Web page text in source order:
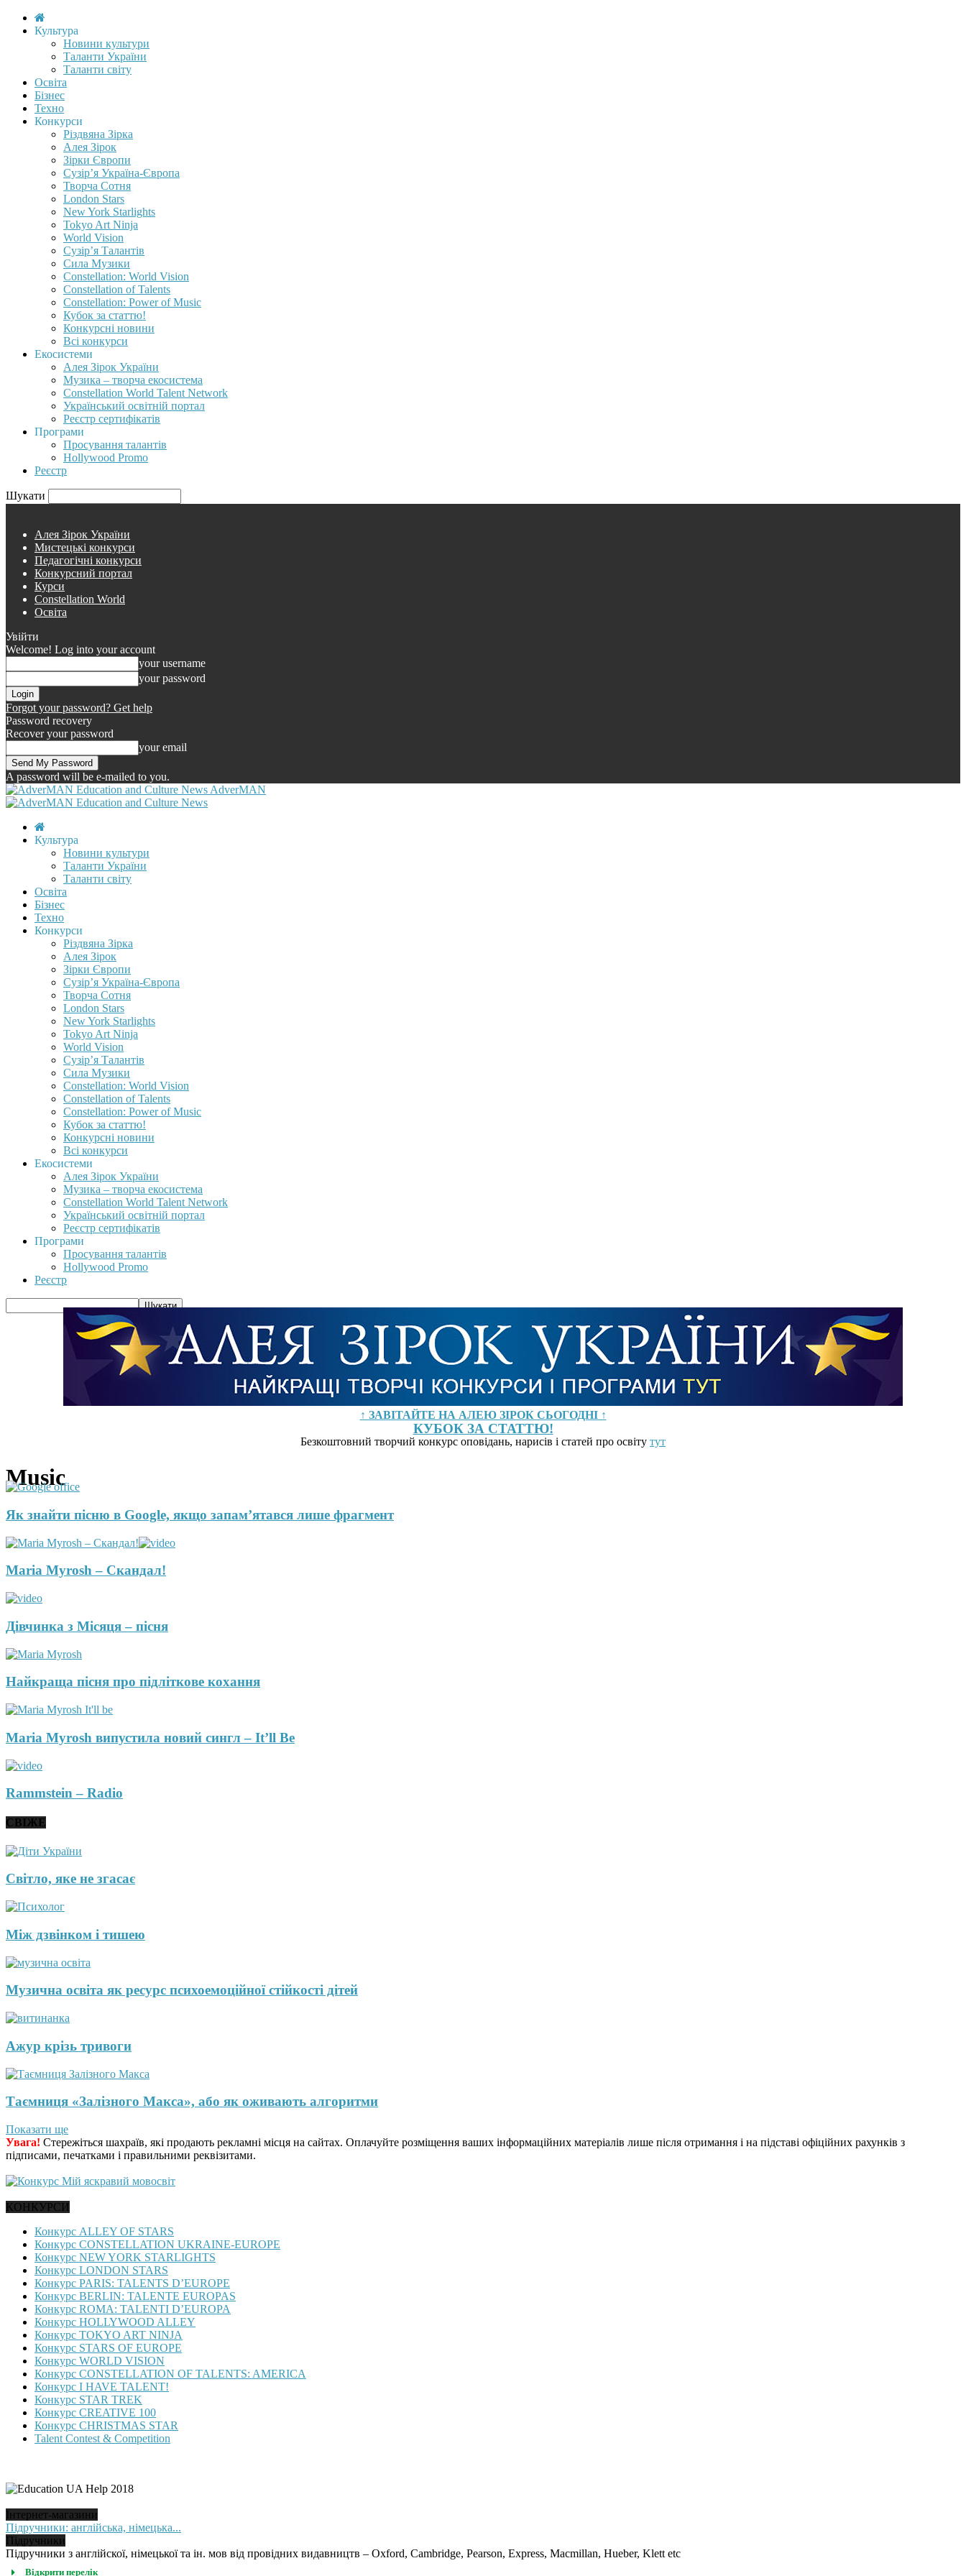
Культура
Новини культури
Таланти України
Таланти світу
Освіта
Бізнес
Техно
Конкурси
Різдвяна Зірка
Алея Зірок
Зірки Європи
Сузір’я Україна-Європа
Творча Сотня
London Stars
New York Starlights
Tokyo Art Ninja
World Vision
Сузір’я Талантів
Сила Музики
Constellation: World Vision
Constellation of Talents
Constellation: Power of Music
Кубок за статтю!
Конкурсні новини
Всі конкурси
Екосистеми
Алея Зірок України
Музика – творча екосистема
Constellation World Talent Network
Український освітній портал
Реєстр сертифікатів
Програми
Просування талантів
Hollywood Promo
Реєстр
Шукати
Алея Зірок України
Мистецькі конкурси
Педагогічні конкурси
Конкурсний портал
Курси
Constellation World
Освіта
Увійти
Welcome! Log into your account
your username
your password
Forgot your password? Get help
Password recovery
Recover your password
your email
A password will be e-mailed to you.
AdverMAN
Культура
Новини культури
Таланти України
Таланти світу
Освіта
Бізнес
Техно
Конкурси
Різдвяна Зірка
Алея Зірок
Зірки Європи
Сузір’я Україна-Європа
Творча Сотня
London Stars
New York Starlights
Tokyo Art Ninja
World Vision
Сузір’я Талантів
Сила Музики
Constellation: World Vision
Constellation of Talents
Constellation: Power of Music
Кубок за статтю!
Конкурсні новини
Всі конкурси
Екосистеми
Алея Зірок України
Музика – творча екосистема
Constellation World Talent Network
Український освітній портал
Реєстр сертифікатів
Програми
Просування талантів
Hollywood Promo
Реєстр
↑ ЗАВІТАЙТЕ НА АЛЕЮ ЗІРОК СЬОГОДНІ ↑
КУБОК ЗА СТАТТЮ!
Безкоштовний творчий конкурс оповідань, нарисів і статей про освіту тут
Music
Як знайти пісню в Google, якщо запам’ятався лише фрагмент
Maria Myrosh – Скандал!
Дівчинка з Місяця – пісня
Найкраща пісня про підліткове кохання
Maria Myrosh випустила новий сингл – It’ll Be
Rammstein – Radio
СВІЖЕ
Світло, яке не згасає
Між дзвінком і тишею
Музична освіта як ресурс психоемоційної стійкості дітей
Ажур крізь тривоги
Таємниця «Залізного Макса», або як оживають алгоритми
Показати ще
Увага! Стережіться шахраїв, які продають рекламні місця на сайтах. Оплачуйте розміщення ваших інформаційних матеріалів лише після отримання і на підставі офіційних рахунків з
підписами, печатками і правильними реквізитами.
КОНКУРСИ
Конкурс ALLEY OF STARS
Конкурс CONSTELLATION UKRAINE-EUROPE
Конкурс NEW YORK STARLIGHTS
Конкурс LONDON STARS
Конкурс PARIS: TALENTS D’EUROPE
Конкурс BERLIN: TALENTE EUROPAS
Конкурс ROMA: TALENTI D’EUROPA
Конкурс HOLLYWOOD ALLEY
Конкурс TOKYO ART NINJA
Конкурс STARS OF EUROPE
Конкурс WORLD VISION
Конкурс CONSTELLATION OF TALENTS: AMERICA
Конкурс I HAVE TALENT!
Конкурс STAR TREK
Конкурс CREATIVE 100
Конкурс CHRISTMAS STAR
Talent Contest & Competition
Інтернет-магазини
Підручники: англійська, німецька...
Підручники
Підручники з англійскої, німецької та ін. мов від провідних видавництв – Oxford, Cambridge, Pearson, Express, Macmillan, Hueber, Klett etc
Відкрити перелік